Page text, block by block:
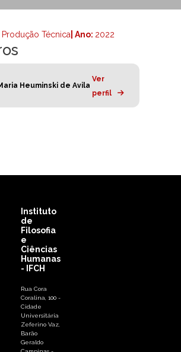
Produção Técnica | Ano: 2022
Heuminski de Avila
Ver
perfil
Instituto
de
Filosofia
e
Ciências
Humanas
- IFCH
Rua Cora
Coralina, 100 -
Cidade
Universitária
Zeferino Vaz,
Barão
Geraldo